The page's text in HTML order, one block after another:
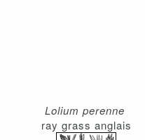
Lolium perenne
ray grass anglais